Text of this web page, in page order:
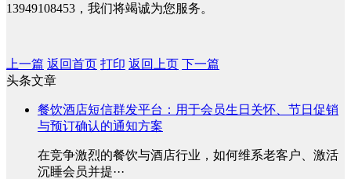
13949108453，我们将竭诚为您服务。
上一篇 返回首页 打印 返回上页 下一篇
头条文章
餐饮酒店短信群发平台：用于会员生日关怀、节日促销
与预订确认的通知方案
在竞争激烈的餐饮与酒店行业，如何维系老客户、激活
沉睡会员并提···